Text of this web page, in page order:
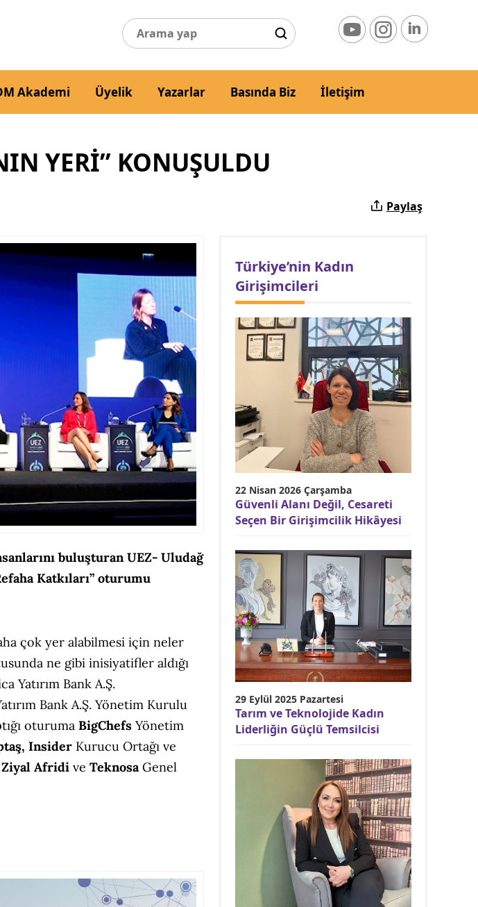
Akademi Üyelik Yazarlar Basında Biz İletişim
YERİ” KONUŞULDU
Paylaş
buluşturan UEZ- Uludağ
Katkıları” oturumu
çok yer alabilmesi için neler
ne gibi inisiyatifler aldığı
Bank A.Ş.
Bank A.Ş. Yönetim Kurulu
oturuma BigChefs Yönetim
Insider Kurucu Ortağı ve
Afridi ve TeknosaGenel
Türkiye’nin Kadın
Girişimcileri
22 Nisan 2026 Çarşamba
Güvenli Alanı Değil, Cesareti
Seçen Bir Girişimcilik Hikâyesi
29 Eylül 2025 Pazartesi
Tarım ve Teknolojide Kadın
Liderliğin Güçlü Temsilcisi